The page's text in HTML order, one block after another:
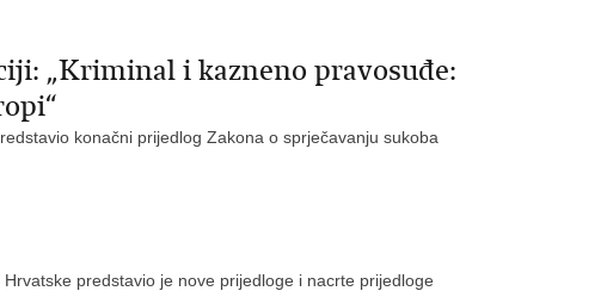
„Kriminal i kazneno pravosuđe:
konačni prijedlog Zakona o sprječavanju sukoba
predstavio je nove prijedloge i nacrte prijedloge